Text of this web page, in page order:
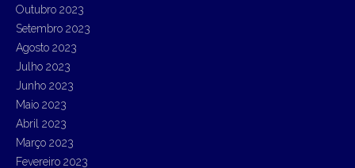
Outubro 2023
Setembro 2023
Agosto 2023
Julho 2023
Junho 2023
Maio 2023
Abril 2023
Março 2023
Fevereiro 2023